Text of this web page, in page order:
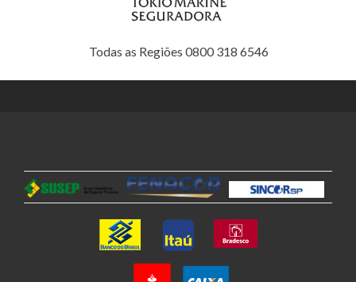
Todas as Regiões 0800 318 6546